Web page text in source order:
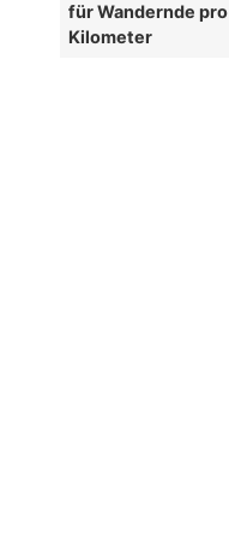
für Wandernde pro
Kilometer